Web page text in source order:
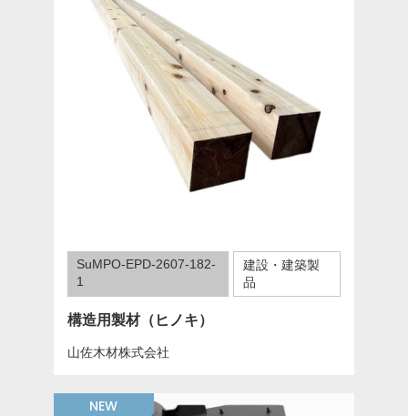
SuMPO-EPD-2607-182-
1
建設・建築製
品
構造用製材（ヒノキ）
山佐木材株式会社
NEW